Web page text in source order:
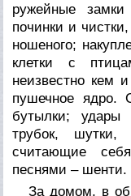
ружейные
починки и
ношеного;
клетки с
неизвестно кем
пушечное ядро.
бутылки; удары
трубок, шутки,
считающие
песнями –
За домом, в